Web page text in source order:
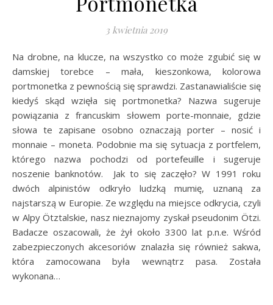
3 kwietnia 2019
Na drobne, na klucze, na wszystko co może zgubić się w
damskiej torebce – mała, kieszonkowa, kolorowa
portmonetka z pewnością się sprawdzi. Zastanawialiście się
kiedyś skąd wzięła się portmonetka? Nazwa sugeruje
powiązania z francuskim słowem porte-monnaie, gdzie
słowa te zapisane osobno oznaczają porter – nosić i
monnaie – moneta. Podobnie ma się sytuacja z portfelem,
którego nazwa pochodzi od portefeuille i sugeruje
noszenie banknotów. Jak to się zaczęło? W 1991 roku
dwóch alpinistów odkryło ludzką mumię, uznaną za
najstarszą w Europie. Ze względu na miejsce odkrycia, czyli
w Alpy Ötztalskie, nasz nieznajomy zyskał pseudonim Ötzi.
Badacze oszacowali, że żył około 3300 lat p.n.e. Wśród
zabezpieczonych akcesoriów znalazła się również sakwa,
która zamocowana była wewnątrz pasa. Została
wykonana…